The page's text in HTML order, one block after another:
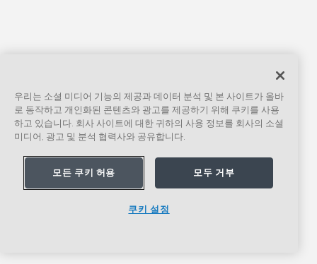
우리는 소셜 미디어 기능의 제공과 데이터 분석 및 본 사이트가 올바
로 동작하고 개인화된 콘텐츠와 광고를 제공하기 위해 쿠키를 사용
하고 있습니다. 회사 사이트에 대한 귀하의 사용 정보를 회사의 소셜
미디어, 광고 및 분석 협력사와 공유합니다.
모든 쿠키 허용 모두 거부
쿠키 설정